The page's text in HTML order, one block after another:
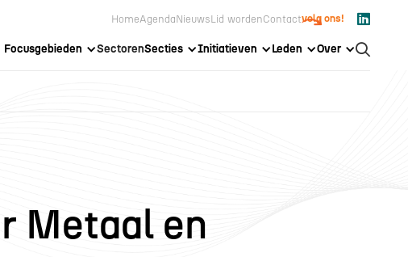
HomeAgendaNieuwsLid wordenContactvolg ons! 
Focusgebieden SectorenSecties Initiatieven Leden Over 
Metaal en